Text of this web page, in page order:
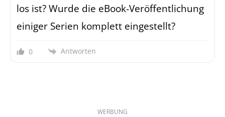
los ist? Wurde die eBook-Veröffentlichung
einiger Serien komplett eingestellt?
0 Antworten
WERBUNG